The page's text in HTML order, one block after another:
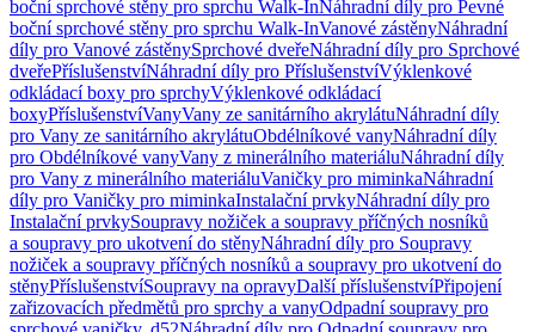
boční sprchové stěny pro sprchu Walk-InNáhradní díly pro Pevné
boční sprchové stěny pro sprchu Walk-InVanové zástěnyNáhradní
díly pro Vanové zástěnySprchové dveřeNáhradní díly pro Sprchové
dveřePříslušenstvíNáhradní díly pro PříslušenstvíVýklenkové
odkládací boxy pro sprchyVýklenkové odkládací
boxyPříslušenstvíVanyVany ze sanitárního akrylátuNáhradní díly
pro Vany ze sanitárního akrylátuObdélníkové vanyNáhradní díly
pro Obdélníkové vanyVany z minerálního materiáluNáhradní díly
pro Vany z minerálního materiáluVaničky pro miminkaNáhradní
díly pro Vaničky pro miminkaInstalační prvkyNáhradní díly pro
Instalační prvkySoupravy nožiček a soupravy příčných nosníků
a soupravy pro ukotvení do stěnyNáhradní díly pro Soupravy
nožiček a soupravy příčných nosníků a soupravy pro ukotvení do
stěnyPříslušenstvíSoupravy na opravyDalší příslušenstvíPřipojení
zařizovacích předmětů pro sprchy a vanyOdpadní soupravy pro